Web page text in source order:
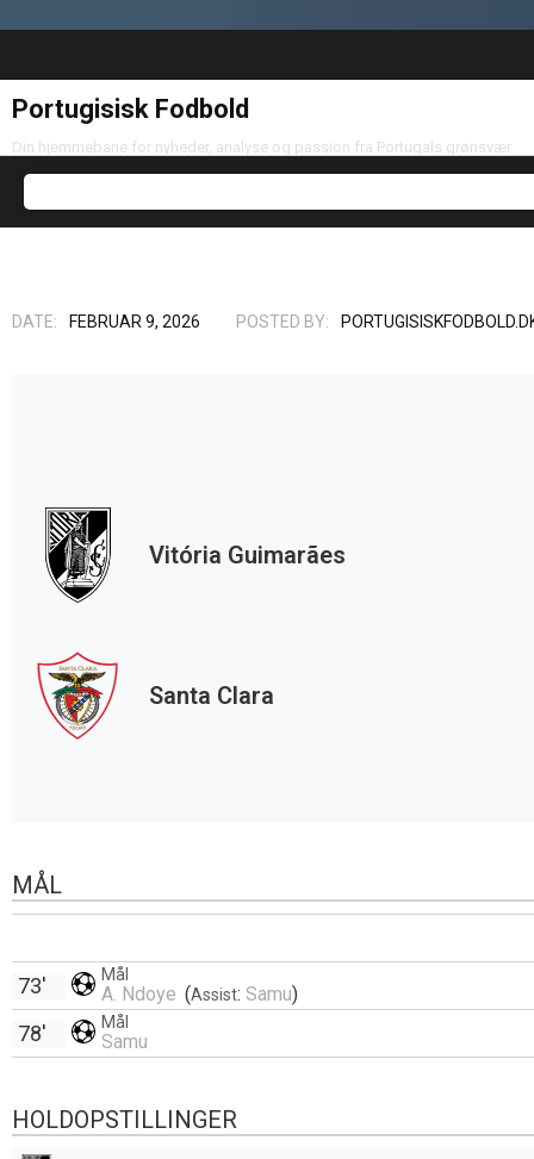
Portugisisk Fodbold
Din hjemmebane for nyheder, analyse og passion fra Portugals grønsvær
DATE: FEBRUAR 9, 2026 POSTED BY:
Vitória Guimarães
Santa Clara
MÅL
Mål
A. Ndoye (Assist: Samu)
73'
Mål
Samu
78'
HOLDOPSTILLINGER